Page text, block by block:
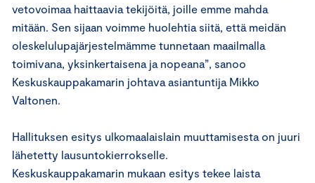
vetovoimaa haittaavia tekijöitä, joille emme mahda
mitään. Sen sijaan voimme huolehtia siitä, että meidän
oleskelulupajärjestelmämme tunnetaan maailmalla
toimivana, yksinkertaisena ja nopeana”, sanoo
Keskuskauppakamarin johtava asiantuntija Mikko
Valtonen.
Hallituksen esitys ulkomaalaislain muuttamisesta on juuri
lähetetty lausuntokierrokselle.
Keskuskauppakamarin mukaan esitys tekee laista